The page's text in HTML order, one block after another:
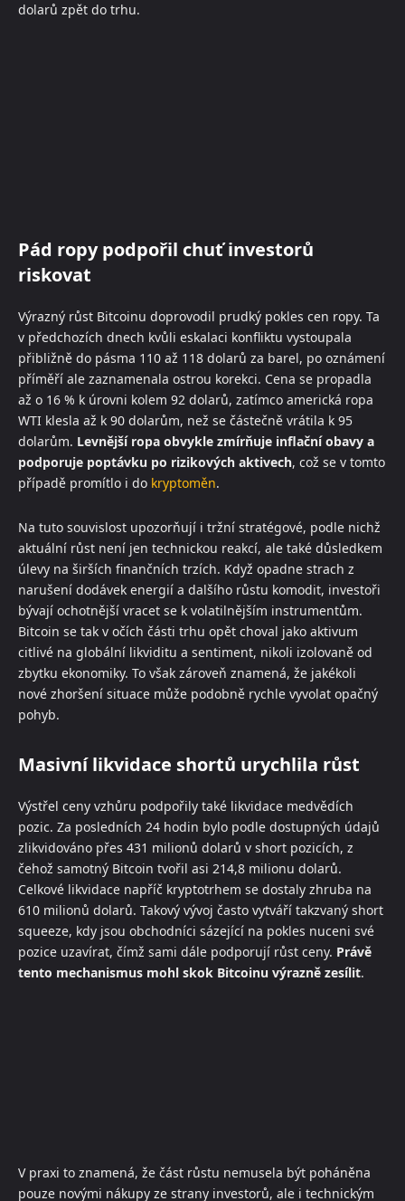
dolarů zpět do trhu.
Pád ropy podpořil chuť investorů
riskovat
Výrazný růst Bitcoinu doprovodil prudký pokles cen ropy. Ta
v předchozích dnech kvůli eskalaci konfliktu vystoupala
přibližně do pásma 110 až 118 dolarů za barel, po oznámení
příměří ale zaznamenala ostrou korekci. Cena se propadla
až o 16 % k úrovni kolem 92 dolarů, zatímco americká ropa
WTI klesla až k 90 dolarům, než se částečně vrátila k 95
dolarům. Levnější ropa obvykle zmírňuje inflační obavy a
podporuje poptávku po rizikových aktivech, což se v tomto
případě promítlo i do kryptoměn.
Na tuto souvislost upozorňují i tržní stratégové, podle nichž
aktuální růst není jen technickou reakcí, ale také důsledkem
úlevy na širších finančních trzích. Když opadne strach z
narušení dodávek energií a dalšího růstu komodit, investoři
bývají ochotnější vracet se k volatilnějším instrumentům.
Bitcoin se tak v očích části trhu opět choval jako aktivum
citlivé na globální likviditu a sentiment, nikoli izolovaně od
zbytku ekonomiky. To však zároveň znamená, že jakékoli
nové zhoršení situace může podobně rychle vyvolat opačný
pohyb.
Masivní likvidace shortů urychlila růst
Výstřel ceny vzhůru podpořily také likvidace medvědích
pozic. Za posledních 24 hodin bylo podle dostupných údajů
zlikvidováno přes 431 milionů dolarů v short pozicích, z
čehož samotný Bitcoin tvořil asi 214,8 milionu dolarů.
Celkové likvidace napříč kryptotrhem se dostaly zhruba na
610 milionů dolarů. Takový vývoj často vytváří takzvaný short
squeeze, kdy jsou obchodníci sázející na pokles nuceni své
pozice uzavírat, čímž sami dále podporují růst ceny. Právě
tento mechanismus mohl skok Bitcoinu výrazně zesílit.
V praxi to znamená, že část růstu nemusela být poháněna
pouze novými nákupy ze strany investorů, ale i technickým